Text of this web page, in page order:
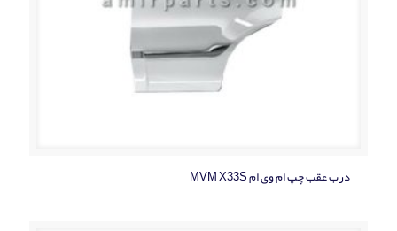
درب عقب چپ ام وی ام MVM X33S